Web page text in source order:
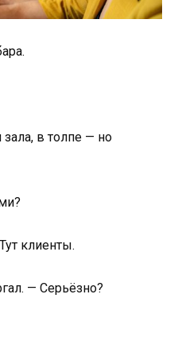
в толпе — но
клиенты.
— Серьёзно?